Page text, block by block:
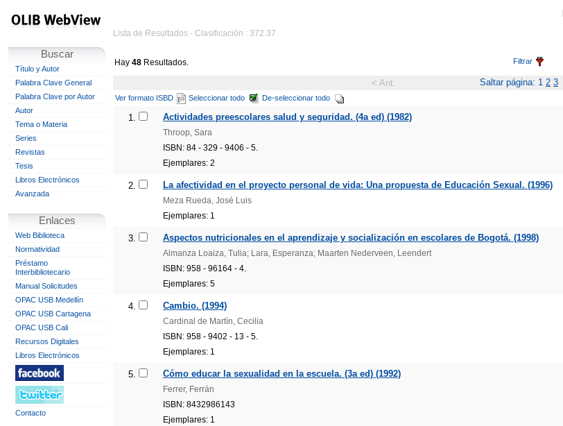
Buscar
Título y Autor
Palabra Clave General
Palabra Clave por Autor
Autor
Tema o Materia
Series
Revistas
Tesis
Libros Electrónicos
Avanzada
Enlaces
Web Biblioteca
Normatividad
Préstamo
Interbibliotecario
Manual Solicitudes
OPAC USB Medellín
OPAC USB Cartagena
OPAC USB Cali
Recursos Digitales
Libros Electrónicos
Contacto
Lista de Resultados - Clasificación : 372.37
Hay 48 Resultados. Filtrar
< Ant. Saltar página: 1 2 3
Ver formato ISBD Seleccionar todo De-seleccionar todo
1. Actividades preescolares salud y seguridad. (4a ed) (1982)
Throop, Sara
ISBN: 84 - 329 - 9406 - 5.
Ejemplares: 2
2. La afectividad en el proyecto personal de vida: Una propuesta de Educación Sexual. (1996)
Meza Rueda, José Luis
Ejemplares: 1
3. Aspectos nutricionales en el aprendizaje y socialización en escolares de Bogotá. (1998)
Almanza Loaiza, Tulia; Lara, Esperanza; Maarten Nederveen, Leendert
ISBN: 958 - 96164 - 4.
Ejemplares: 5
4. Cambio. (1994)
Cardinal de Martín, Cecilia
ISBN: 958 - 9402 - 13 - 5.
Ejemplares: 1
5. Cómo educar la sexualidad en la escuela. (3a ed) (1992)
Ferrer, Ferrán
ISBN: 8432986143
Ejemplares: 1